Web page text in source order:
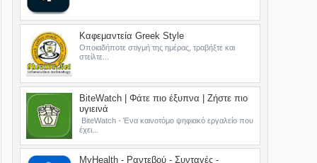
Καφεμαντεία Greek Style
Οποιαδήποτε στιγμή της ημέρας, τραβήξτε και
στείλτε...
BiteWatch | Φάτε πιο έξυπνα | Ζήστε πιο
υγιεινά
BiteWatch - Ένα καινοτόμο ψηφιακό εργαλείο που
έχει...
MyHealth - Ραντεβού - Συνταγές -